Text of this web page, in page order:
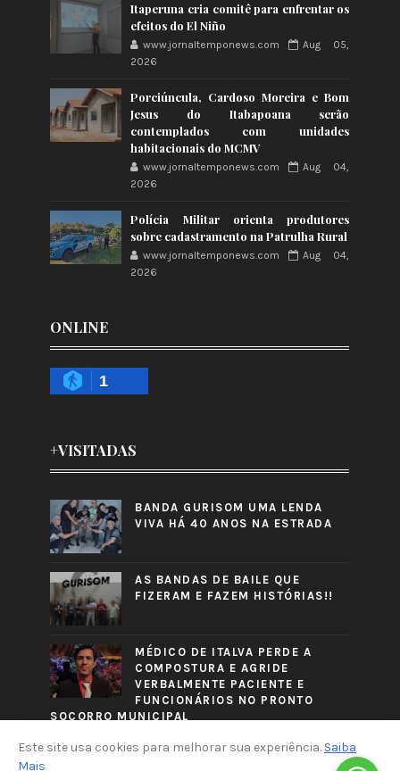
Itaperuna cria comitê para enfrentar os
efeitos do El Niño
www.jornaltemponews.com
Aug 05,
2026
Porciúncula, Cardoso Moreira e Bom
Jesus do Itabapoana serão
contemplados com unidades
habitacionais do MCMV
www.jornaltemponews.com
Aug 04,
2026
Polícia Militar orienta produtores
sobre cadastramento na Patrulha Rural
www.jornaltemponews.com
Aug 04,
2026
ONLINE
1
+VISITADAS
BANDA GURISOM UMA LENDA
VIVA HÁ 40 ANOS NA ESTRADA
AS BANDAS DE BAILE QUE
FIZERAM E FAZEM HISTÓRIAS!!
MÉDICO DE ITALVA PERDE A
COMPOSTURA E AGRIDE
VERBALMENTE PACIENTE E
FUNCIONÁRIOS NO PRONTO
SOCORRO MUNICIPAL
Este site usa cookies para melhorar sua experiência. Saiba
Mais